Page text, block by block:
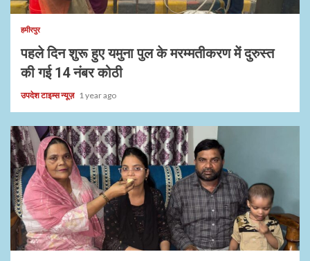
हमीरपुर
पहले दिन शुरू हुए यमुना पुल के मरम्मतीकरण में दुरुस्त
की गई 14 नंबर कोठी
उपदेश टाइम्स न्यूज़ 1 year ago